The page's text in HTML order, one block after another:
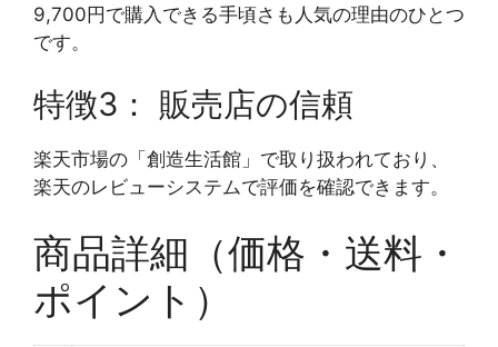
9,700円で購入できる手頃さも人気の理由のひとつ
です。
特徴3： 販売店の信頼
楽天市場の「創造生活館」で取り扱われており、
楽天のレビューシステムで評価を確認できます。
商品詳細（価格・送料・
ポイント）